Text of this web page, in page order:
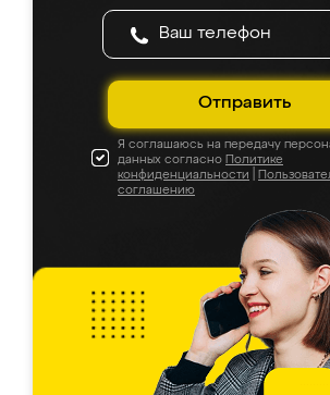
Отправить
Я соглашаюсь на передачу
данных согласно Политике
конфиденциальности
соглашению